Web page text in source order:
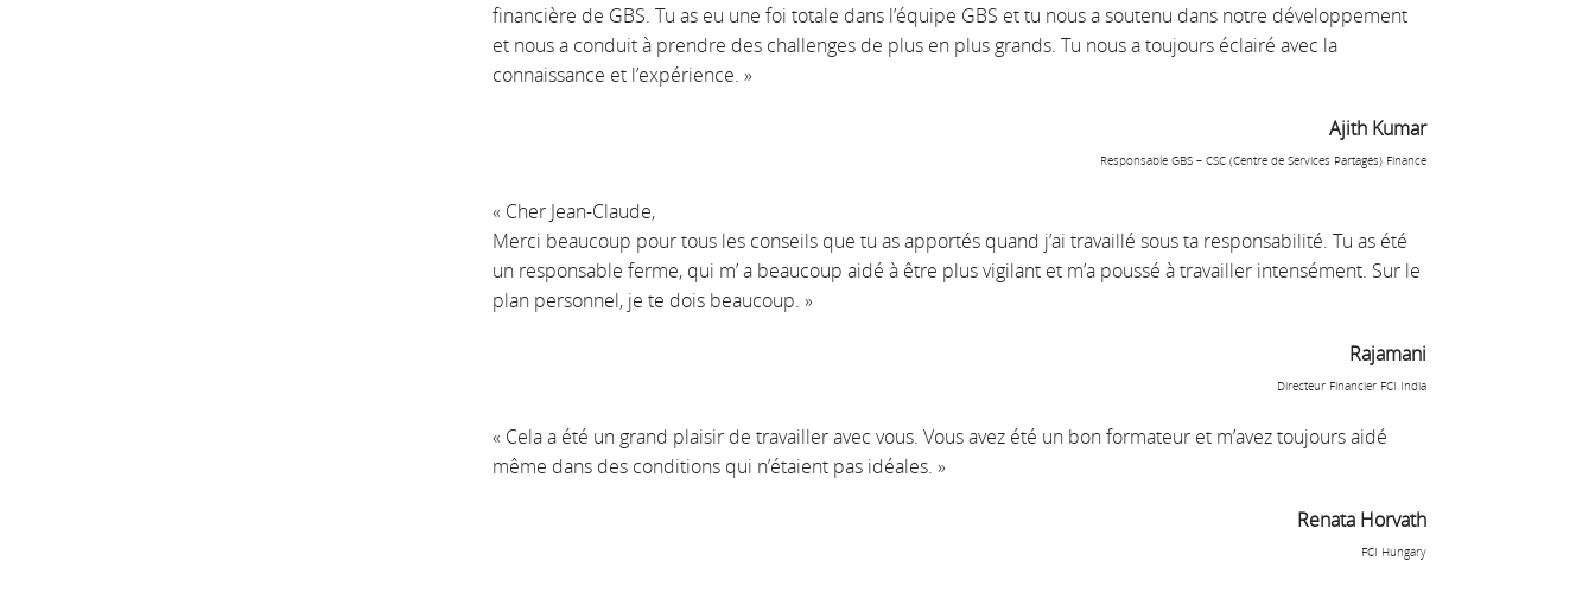
financière de GBS. Tu as eu une foi totale dans l’équipe GBS et tu nous a soutenu dans notre développement
et nous a conduit à prendre des challenges de plus en plus grands. Tu nous a toujours éclairé avec la
connaissance et l’expérience. »
Ajith Kumar
Responsable GBS – CSC (Centre de Services Partagés) Finance
« Cher Jean-Claude,
Merci beaucoup pour tous les conseils que tu as apportés quand j’ai travaillé sous ta responsabilité. Tu as été
un responsable ferme, qui m’ a beaucoup aidé à être plus vigilant et m’a poussé à travailler intensément. Sur le
plan personnel, je te dois beaucoup. »
Rajamani
Directeur Financier FCI India
« Cela a été un grand plaisir de travailler avec vous. Vous avez été un bon formateur et m’avez toujours aidé
même dans des conditions qui n’étaient pas idéales. »
Renata Horvath
FCI Hungary